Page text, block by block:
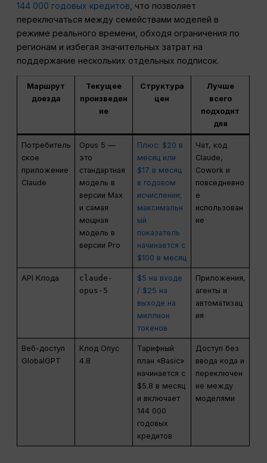
144 000 годовых кредитов , что позволяет
переключаться между семействами моделей в
режиме реального времени, обходя ограничения по
регионам и избегая значительных затрат на
поддержание нескольких отдельных подписок.
Маршрут
доезда
Текущее
произведен
ие
Структура
цен
Лучше
всего
подходит
для
Потребитель
ское
приложение
Claude
Opus 5 —
это
стандартная
модель в
версии Max
и самая
мощная
модель в
версии Pro
Плюс: $20 в
месяц или
$17 в месяц
в годовом
исчислении;
максимальн
ый
показатель
начинается с
$100 в месяц
Чат, код
Claude,
Cowork и
повседневно
е
использован
ие
API Клода
claude-
opus-5
$5 на входе
/ $25 на
выходе на
миллион
токенов
Приложения,
агенты и
автоматизац
ия
Веб-доступ
GlobalGPT
Клод Опус
4.8
Тарифный
план «Basic»
начинается с
$5.8 в месяц
и включает
144 000
годовых
кредитов
Доступ без
ввода кода и
переключен
ие между
моделями